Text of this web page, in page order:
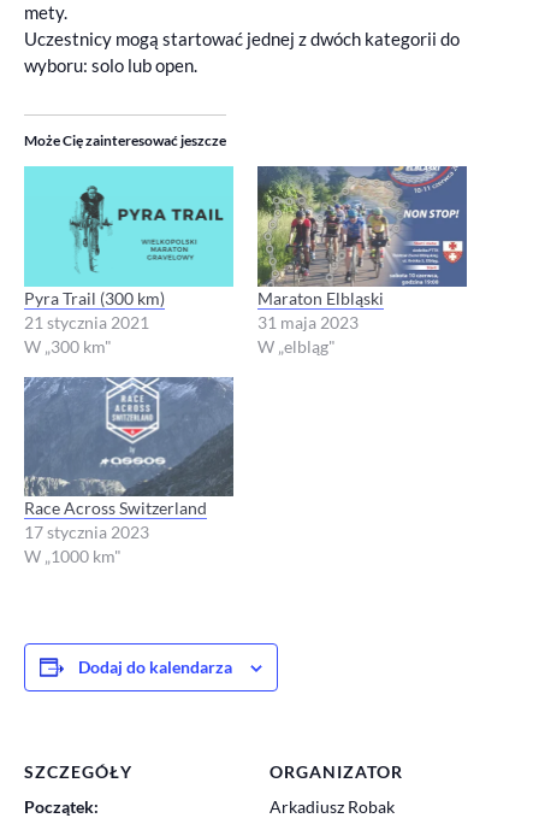
mety.
Uczestnicy mogą startować jednej z dwóch kategorii do
wyboru: solo lub open.
Może Cię zainteresować jeszcze
Pyra Trail (300 km)
21 stycznia 2021
W „300 km"
Maraton Elbląski
31 maja 2023
W „elbląg"
Race Across Switzerland
17 stycznia 2023
W „1000 km"
Dodaj do kalendarza
SZCZEGÓŁY
Początek:
ORGANIZATOR
Arkadiusz Robak